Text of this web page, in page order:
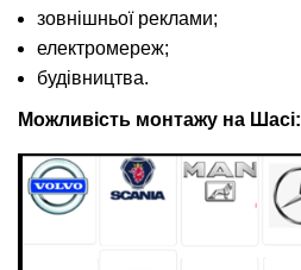
зовнішньої реклами;
електромереж;
будівництва.
Можливість монтажу на Шасі: